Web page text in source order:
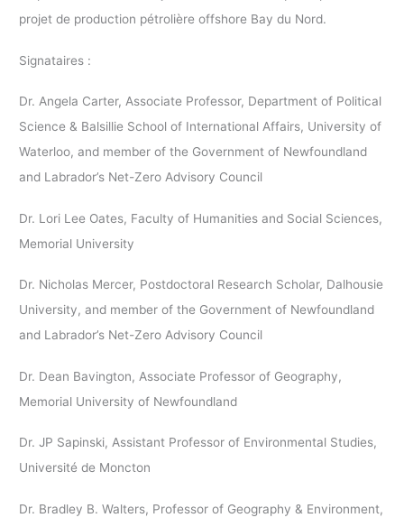
projet de production pétrolière offshore Bay du Nord.
Signataires :
Dr. Angela Carter, Associate Professor, Department of Political
Science & Balsillie School of International Affairs, University of
Waterloo, and member of the Government of Newfoundland
and Labrador’s Net-Zero Advisory Council
Dr. Lori Lee Oates, Faculty of Humanities and Social Sciences,
Memorial University
Dr. Nicholas Mercer, Postdoctoral Research Scholar, Dalhousie
University, and member of the Government of Newfoundland
and Labrador’s Net-Zero Advisory Council
Dr. Dean Bavington, Associate Professor of Geography,
Memorial University of Newfoundland
Dr. JP Sapinski, Assistant Professor of Environmental Studies,
Université de Moncton
Dr. Bradley B. Walters, Professor of Geography & Environment,